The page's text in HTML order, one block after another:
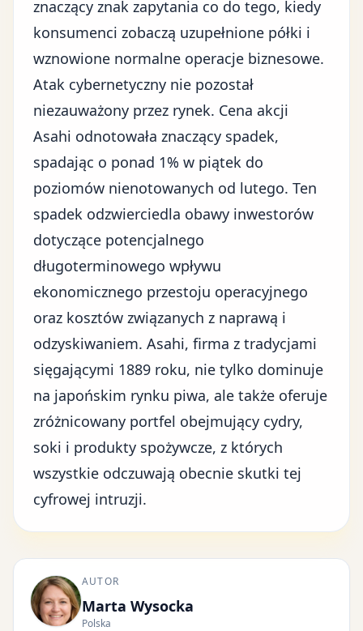
znaczący znak zapytania co do tego, kiedy
konsumenci zobaczą uzupełnione półki i
wznowione normalne operacje biznesowe.
Atak cybernetyczny nie pozostał
niezauważony przez rynek. Cena akcji
Asahi odnotowała znaczący spadek,
spadając o ponad 1% w piątek do
poziomów nienotowanych od lutego. Ten
spadek odzwierciedla obawy inwestorów
dotyczące potencjalnego
długoterminowego wpływu
ekonomicznego przestoju operacyjnego
oraz kosztów związanych z naprawą i
odzyskiwaniem. Asahi, firma z tradycjami
sięgającymi 1889 roku, nie tylko dominuje
na japońskim rynku piwa, ale także oferuje
zróżnicowany portfel obejmujący cydry,
soki i produkty spożywcze, z których
wszystkie odczuwają obecnie skutki tej
cyfrowej intruzji.
AUTOR
Marta Wysocka
Polska